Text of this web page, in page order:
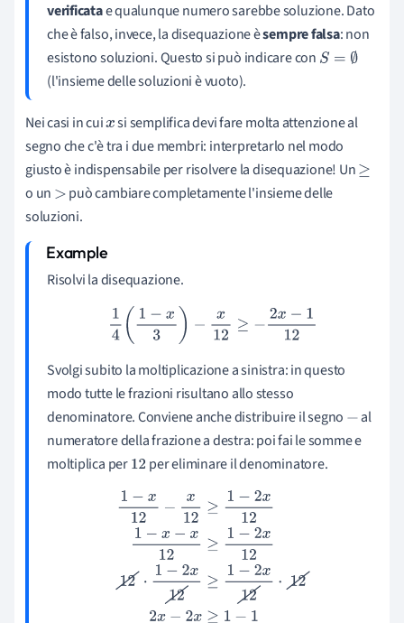
verificatae qualunque numero sarebbe soluzione. Dato
che è falso, invece, la disequazione èsempre falsa: non
esistono soluzioni. Questo si può indicare con S= ∅
(l'insieme delle soluzioni è vuoto).
Nei casi in cuix si semplifica devi fare molta attenzione al
segno che c'è tra i due membri: interpretarlo nel modo
giusto è indispensabile per risolvere la disequazione! Un≥
o un > può cambiare completamente l'insieme delle
soluzioni.
Risolvi la disequazione.
14( 1− x3 12≥ 2x 12
Svolgi subito la moltiplicazione a sinistra: in questo
modo tutte le frazioni risultano allo stesso
denominatore. Conviene anche distribuire il segno − al
numeratore della frazione a destra: poi fai le somme e
moltiplica per12 per eliminare il denominatore.
1−2x121 −x −x12 ≥1−2x1212⋅1
x−2 1 ≥0